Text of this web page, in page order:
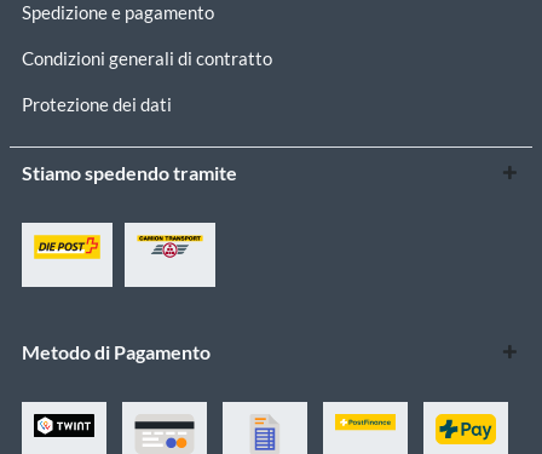
Spedizione e pagamento
Condizioni generali di contratto
Protezione dei dati
Stiamo spedendo tramite
Metodo di Pagamento